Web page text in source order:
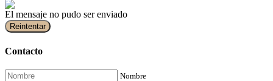
El mensaje no pudo ser enviado
Reintentar
Contacto
Nombre